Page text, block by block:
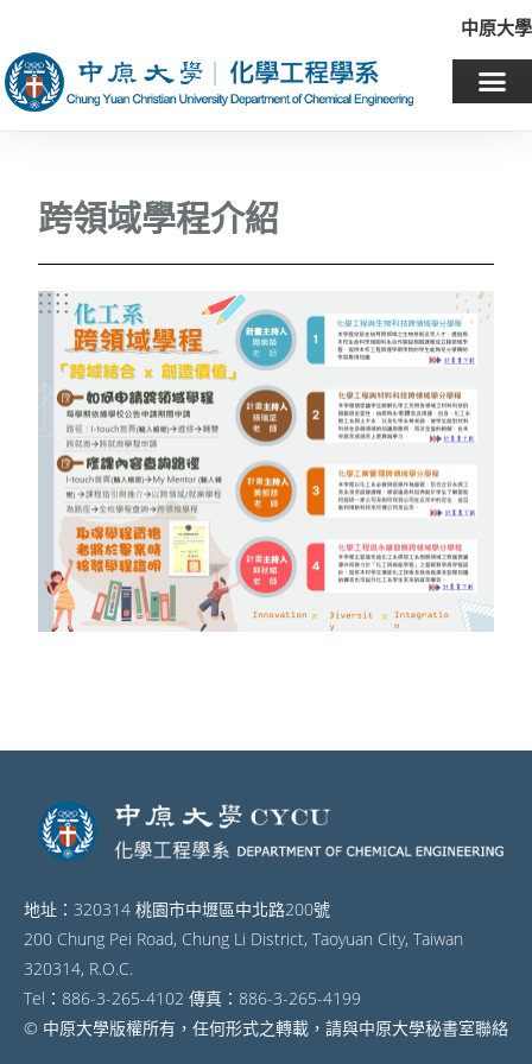
中原大學
跨領域學程介紹
地址：320314 桃園市中壢區中北路200號
200 Chung Pei Road, Chung Li District, Taoyuan City, Taiwan
320314, R.O.C.
Tel：886-3-265-4102 傳真：886-3-265-4199
© 中原大學版權所有，任何形式之轉載，請與中原大學秘書室聯絡